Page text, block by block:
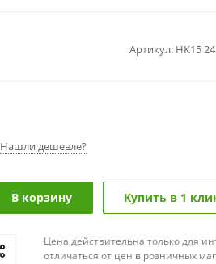
Артикул: НК15
Нашли дешевле?
В корзину Купить в 1
Цена действительна только для
отличаться от цен в розничных